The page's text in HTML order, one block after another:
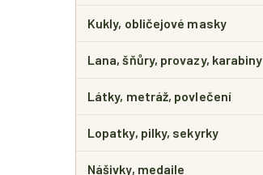
Kukly, obličejové masky
Lana, šňůry, provazy, karabiny
Látky, metráž, povlečení
Lopatky, pilky, sekyrky
Nášivky, medaile